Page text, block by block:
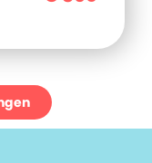
een prachtige
er een aantal in de
waar
moment te zijn.